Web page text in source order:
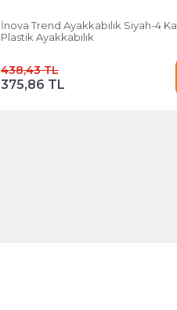
İnova Trend Ayakkabılık Siyah-4
Plastik Ayakkabılık
438,43 TL
375,86 TL